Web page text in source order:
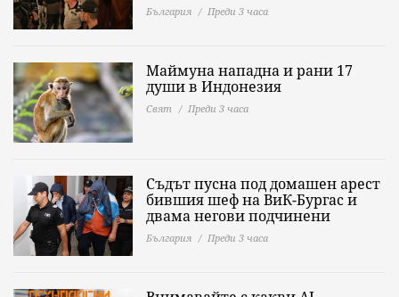
България Преди 3 часа
Маймуна нападна и рани 17
души в Индонезия
Свят Преди 3 часа
Съдът пусна под домашен арест
бившия шеф на ВиК-Бургас и
двама негови подчинени
България Преди 3 часа